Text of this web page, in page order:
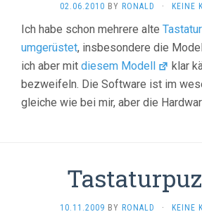
02.06.2010 BY RONALD · KEINE
Ich habe schon mehrere alte
umgerüstet, insbesondere die
ich aber mit diesem Modell
klar
bezweifeln. Die Software ist im
gleiche wie bei mir, aber die
10.11.2009 BY RONALD · KEINE